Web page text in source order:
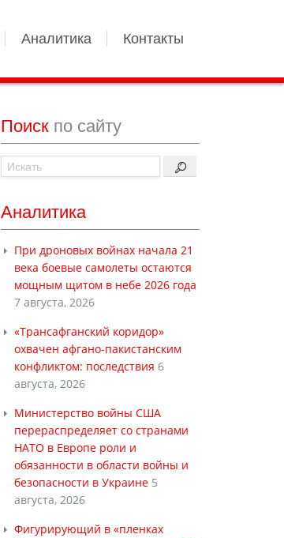
Аналитика Контакты
Поиск по сайту
Аналитика
При дроновых войнах начала 21
века боевые самолеты остаются
мощным щитом в небе 2026 года
7 августа, 2026
«Трансафганский коридор»
охвачен афгано-пакистанским
конфликтом: последствия 6
августа, 2026
Министерство войны США
перераспределяет со странами
НАТО в Европе роли и
обязанности в области войны и
безопасности в Украине 5
августа, 2026
Фигурирующий в «пленках